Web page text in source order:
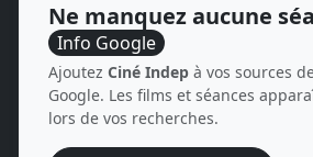
Ne manquez aucune
Info Google
Ajoutez Ciné Indep à vos sources
Google. Les films et séances
lors de vos recherches.